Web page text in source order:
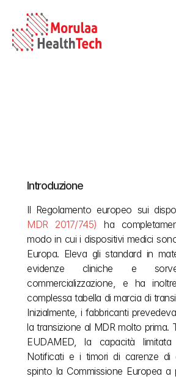
Introduzione
Il Regolamento europeo sui
MDR 2017/745) ha
modo in cui i dispositivi medici
Europa. Eleva gli standard in
evidenze cliniche e
commercializzazione, e ha
complessa tabella di marcia di
Inizialmente, i fabbricanti
la transizione al MDR molto prima.
EUDAMED, la capacità limitata
Notificati e i timori di carenze di
spinto la Commissione Europea a